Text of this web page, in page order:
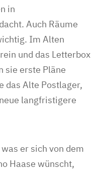
in
Auch Räume
Im Alten
und das Letterbox
sie erste Pläne
das Alte Postlager,
langfristigere
er sich von dem
Haase wünscht,